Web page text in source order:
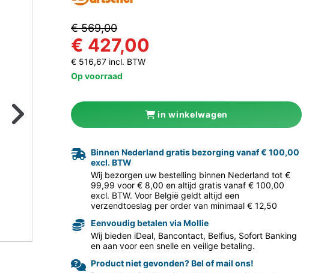
Naar volgende
€ 569,00
€ 427,00
€ 516,67 incl. BTW
Op voorraad
in winkelwagen
Binnen Nederland gratis bezorging vanaf € 100,00
excl. BTW
Wij bezorgen uw bestelling binnen Nederland tot €
99,99 voor € 8,00 en altijd gratis vanaf € 100,00
excl. BTW. Voor België geldt altijd een
verzendtoeslag per order van minimaal € 12,50
Eenvoudig betalen via Mollie
Wij bieden iDeal, Bancontact, Belfius, Sofort Banking
en aan voor een snelle en veilige betaling.
Product niet gevonden? Bel of mail ons!